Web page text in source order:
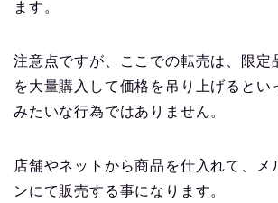
ます。
注意点ですが、ここでの転売は、限定
を大量購入して価格を吊り上げるとい
みたいな行為ではありません。
店舗やネットから商品を仕入れて、メ
ンにて販売する事になります。